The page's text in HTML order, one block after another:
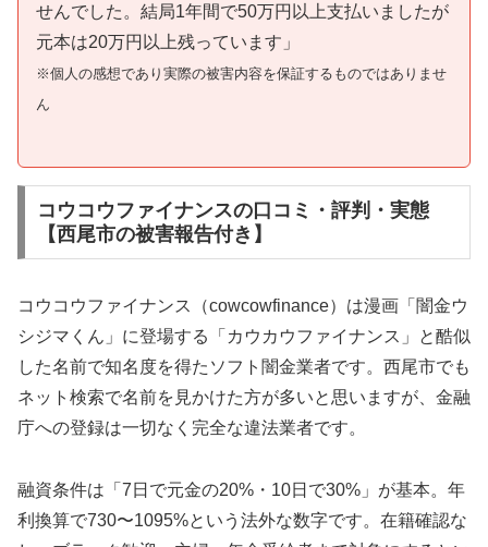
せんでした。結局1年間で50万円以上支払いましたが
元本は20万円以上残っています」
※個人の感想であり実際の被害内容を保証するものではありませ
ん
コウコウファイナンスの口コミ・評判・実態
【西尾市の被害報告付き】
コウコウファイナンス（cowcowfinance）は漫画「闇金ウ
シジマくん」に登場する「カウカウファイナンス」と酷似
した名前で知名度を得たソフト闇金業者です。西尾市でも
ネット検索で名前を見かけた方が多いと思いますが、金融
庁への登録は一切なく完全な違法業者です。
融資条件は「7日で元金の20%・10日で30%」が基本。年
利換算で730〜1095%という法外な数字です。在籍確認な